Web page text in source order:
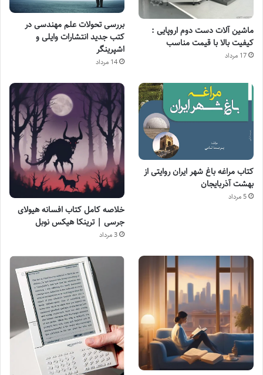
ماشین آلات دست دوم اروپایی :
کیفیت بالا با قیمت مناسب
17 مرداد
بررسی تحولات علم مهندسی در
کتب جدید انتشارات وایلی و
اشپرینگر
14 مرداد
کتاب مراغه باغ شهر ایران روایتی از
بهشت آذربایجان
5 مرداد
خلاصه کامل کتاب افسانه هیولای
جرسی | ترینکا هیکس نوبل
3 مرداد